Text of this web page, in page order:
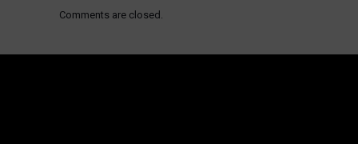
Comments are closed.